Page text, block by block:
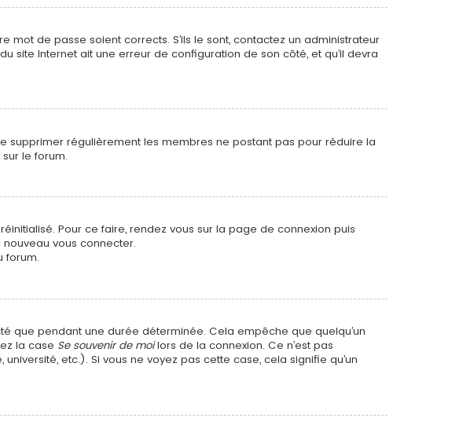
mot de passe soient corrects. S’ils le sont, contactez un administrateur
site Internet ait une erreur de configuration de son côté, et qu’il devra
supprimer régulièrement les membres ne postant pas pour réduire la
le forum.
Pour ce faire, rendez vous sur la page de connexion puis
vous connecter.
forum.
que pendant une durée déterminée. Cela empêche que quelqu’un
la case Se souvenir de moilors de la connexion. Ce n’est pas
etc.). Si vous ne voyez pas cette case, cela signifie qu’un